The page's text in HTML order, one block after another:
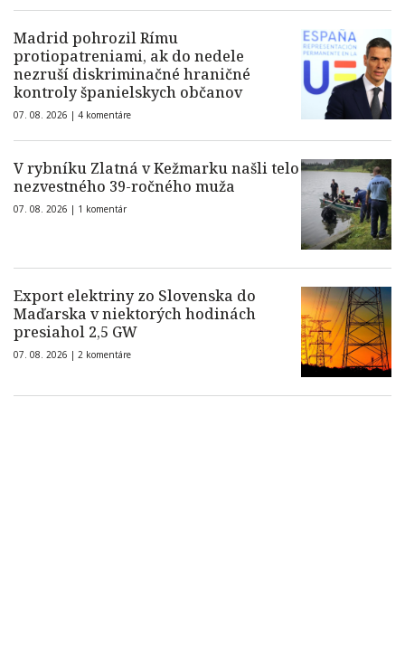
Madrid pohrozil Rímu
protiopatreniami, ak do nedele
nezruší diskriminačné hraničné
kontroly španielskych občanov
07. 08. 2026 | 4 komentáre
V rybníku Zlatná v Kežmarku našli telo
nezvestného 39-ročného muža
07. 08. 2026 | 1 komentár
Export elektriny zo Slovenska do
Maďarska v niektorých hodinách
presiahol 2,5 GW
07. 08. 2026 | 2 komentáre